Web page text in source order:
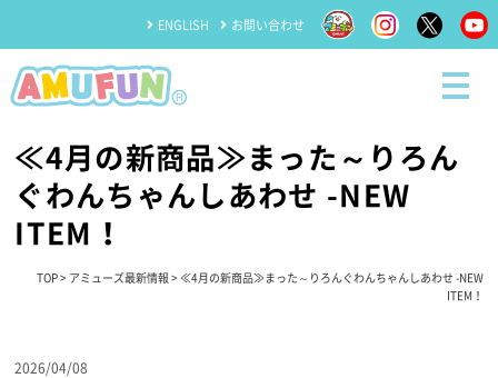
ENGLISH お問い合わせ
≪4月の新商品≫まった～りろん
ぐわんちゃんしあわせ -NEW
ITEM！
TOP> アミューズ最新情報> ≪4月の新商品≫まった～りろんぐわんちゃんしあわせ -NEW
ITEM！
2026/04/08